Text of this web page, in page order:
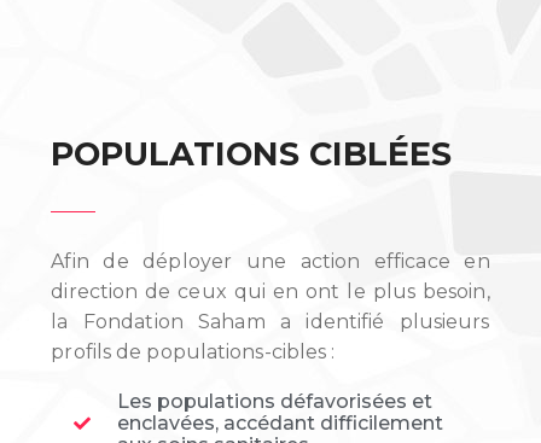
POPULATIONS CIBLÉES
Afin de déployer une action efficace en
direction de ceux qui en ont le plus besoin,
la Fondation Saham a identifié plusieurs
profils de populations-cibles :
Les populations défavorisées et
enclavées, accédant difficilement